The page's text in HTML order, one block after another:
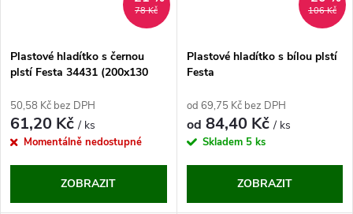
78 Kč
Plastové hladítko s černou
plstí Festa 34431 (200x130
50,58 Kč bez DPH
61,20 Kč/ ks
Momentálně nedostupné
ZOBRAZIT
106 Kč
Plastové hladítko s bílou plstí
Festa
od 69,75 Kč bez DPH
od 84,40 Kč/ ks
Skladem 5 ks
ZOBRAZIT